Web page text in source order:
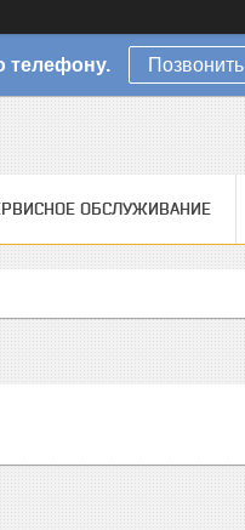
телефону. Позвонить
ОБСЛУЖИВАНИЕ